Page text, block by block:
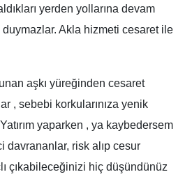
yerden yollarına devam
duymazlar. Akla hizmeti cesaret ile
aşkı yüreğinden cesaret
, sebebi korkularınıza yenik
yaparken , ya kaybedersem
davrananlar, risk alıp cesur
çıkabileceğinizi hiç düşündünüz